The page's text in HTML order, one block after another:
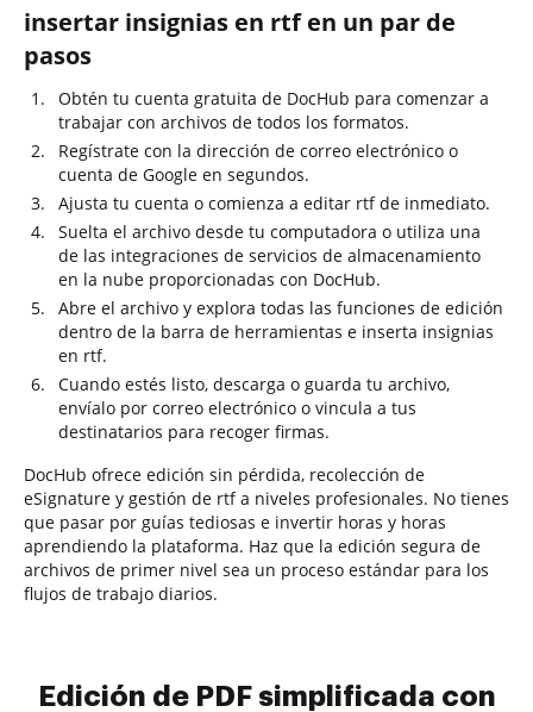
insertar insignias en rtf en un par de
pasos
Obtén tu cuenta gratuita de DocHub para comenzar a
trabajar con archivos de todos los formatos.
Regístrate con la dirección de correo electrónico o
cuenta de Google en segundos.
Ajusta tu cuenta o comienza a editar rtf de inmediato.
Suelta el archivo desde tu computadora o utiliza una
de las integraciones de servicios de almacenamiento
en la nube proporcionadas con DocHub.
Abre el archivo y explora todas las funciones de edición
dentro de la barra de herramientas e inserta insignias
en rtf.
Cuando estés listo, descarga o guarda tu archivo,
envíalo por correo electrónico o vincula a tus
destinatarios para recoger firmas.
DocHub ofrece edición sin pérdida, recolección de
eSignature y gestión de rtf a niveles profesionales. No tienes
que pasar por guías tediosas e invertir horas y horas
aprendiendo la plataforma. Haz que la edición segura de
archivos de primer nivel sea un proceso estándar para los
flujos de trabajo diarios.
Edición de PDF simplificada con